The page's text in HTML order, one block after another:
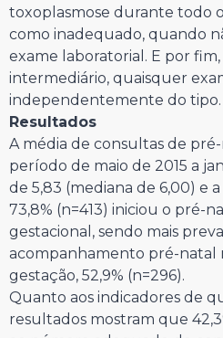
toxoplasmose durante todo
como inadequado, quando
exame laboratorial. E por
intermediário, quaisquer
independentemente do tipo.
Resultados
A média de consultas de
período de maio de 2015 a
de 5,83 (mediana de 6,00) e
73,8% (n=413) iniciou o pré-
gestacional, sendo mais
acompanhamento pré-natal
gestação, 52,9% (n=296).
Quanto aos indicadores de
resultados mostram que